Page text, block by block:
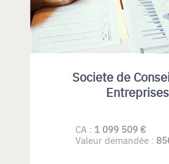
Societe de
Entreprises
CA : 1 099 509 €
Valeur demandée :